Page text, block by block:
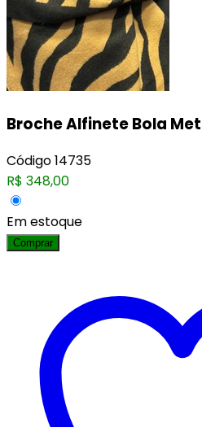
Broche Alfinete Bola
Código14735
R$ 348,00
Em estoque
Comprar